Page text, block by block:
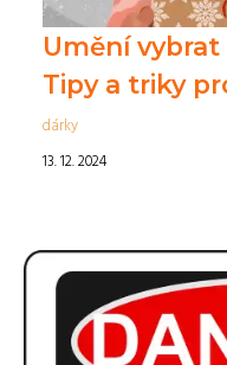
Umění
Tipy a triky
dárky
13. 12. 2024